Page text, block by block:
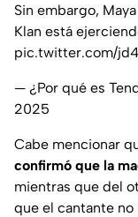
Sin embargo,
Klan está
pic.twitter.com/
— ¿Por qué es
2025
Cabe mencionar
confirmó que la
mientras que del
que el cantante